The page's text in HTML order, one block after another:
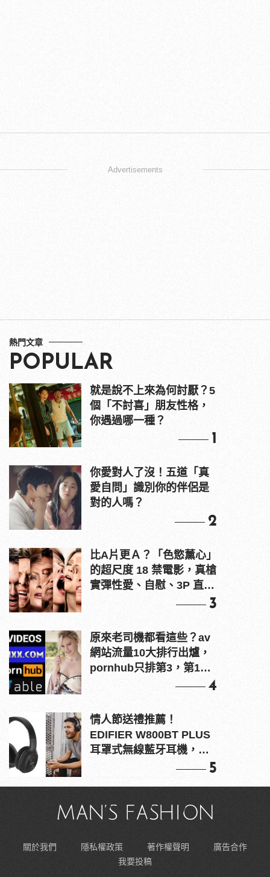
Advertisements
熱門文章
POPULAR
就是說不上來為何討厭？5
個「不討喜」朋友性格，
你遇過哪一種？
1
你愛對人了沒！五道「真
愛自問」識別你的伴侶是
對的人嗎？
2
比A片更Ａ？「色慾薰心」
的超尺度 18 禁電影，真槍
實彈性愛、自慰、3P 直接
3
原來老司機都看這些？av
網站流量10大排行出爐，
pornhub只排第3，第1名
4
情人節送禮推薦！
EDIFIER W800BT PLUS
耳罩式無線藍牙耳機，在
5
關於我們 隱私權政策 著作權聲明
廣告合作
我要投稿